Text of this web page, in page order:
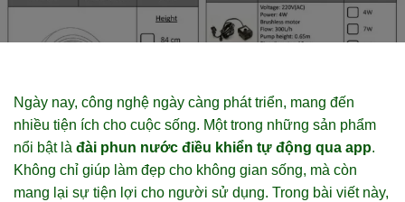
Ngày nay, công nghệ ngày càng phát triển, mang đến
nhiều tiện ích cho cuộc sống. Một trong những sản phẩm
nổi bật là đài phun nước điều khiển tự động qua app.
Không chỉ giúp làm đẹp cho không gian sống, mà còn
mang lại sự tiện lợi cho người sử dụng. Trong bài viết này,